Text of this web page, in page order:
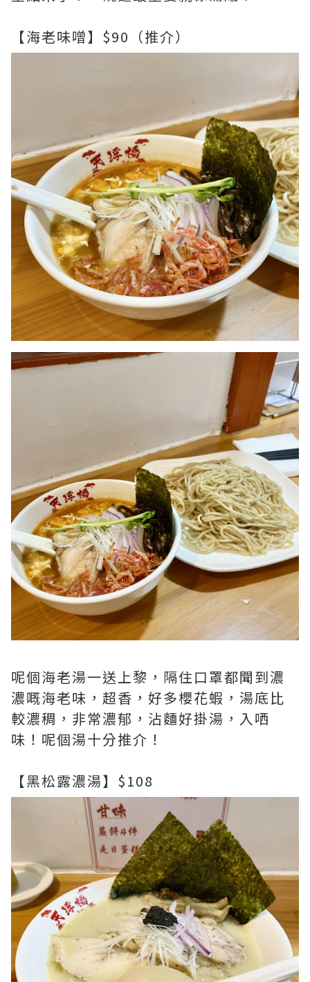
【海老味噌】$90（推介）
呢個海老湯一送上黎，隔住口罩都聞到濃
濃嘅海老味，超香，好多櫻花蝦，湯底比
較濃稠，非常濃郁，沾麵好掛湯，入哂
味！呢個湯十分推介！
【黑松露濃湯】$108